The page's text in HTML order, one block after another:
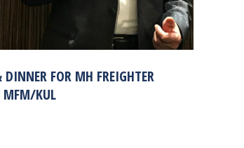
FOR MH FREIGHTER
MFM/KUL